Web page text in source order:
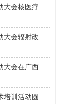
第二届核技术应用产业链共链行动大会核医疗分会场在南宁成功举办
第二届核技术应用产业链共链行动大会辐射改性新材料分会场会议成功召开
第二届核技术应用产业链共链行动大会在广西南宁成功举行
辐射加工工艺测量及质控实用技术培训活动圆满举办